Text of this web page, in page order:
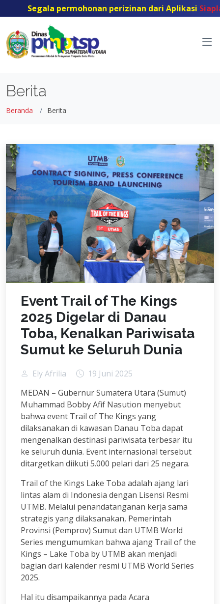
Segala permohonan perizinan dari Aplikasi
Berita
Beranda Berita
Event Trail of The Kings
2025 Digelar di Danau
Toba, Kenalkan Pariwisata
Sumut ke Seluruh Dunia
Ely Afrilia
19 Juni 2025
MEDAN – Gubernur Sumatera Utara (Sumut)
Muhammad Bobby Afif Nasution menyebut
bahwa event Trail of The Kings yang
dilaksanakan di kawasan Danau Toba dapat
mengenalkan destinasi pariwisata terbesar itu
ke seluruh dunia. Event internasional tersebut
ditargetkan diikuti 5.000 pelari dari 25 negara.
Trail of the Kings Lake Toba adalah ajang lari
lintas alam di Indonesia dengan Lisensi Resmi
UTMB. Melalui penandatanganan kerja sama
strategis yang dilaksanakan, Pemerintah
Provinsi (Pemprov) Sumut dan UTMB World
Series mengumumkan bahwa ajang Trail of the
Kings – Lake Toba by UTMB akan menjadi
bagian dari kalender resmi UTMB World Series
2025.
Hal itu disampaikannya pada Acara